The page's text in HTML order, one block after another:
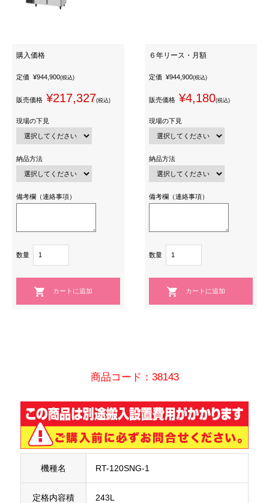
購入価格
定価 ¥944,900(税込)
販売価格 ¥217,327(税込)
現場の下見
納品方法
備考欄（連絡事項）
数量
６年リース・月額
定価 ¥944,900(税込)
販売価格 ¥4,180(税込)
現場の下見
納品方法
備考欄（連絡事項）
数量
商品コード：38143
機種名 RT-120SNG-1
定格内容積 243L